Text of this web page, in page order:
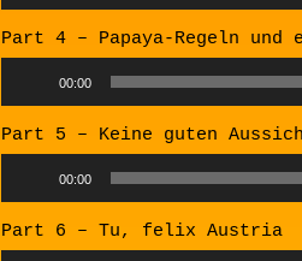
Player
Part 4 – Papaya-Regeln und
Audio
Player
00:00
Part 5 – Keine guten
Audio
Player
00:00
Part 6 – Tu, felix Austria